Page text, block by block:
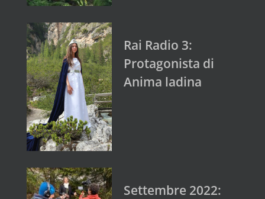
Rai Radio 3:
Protagonista di
Anima ladina
Settembre 2022: